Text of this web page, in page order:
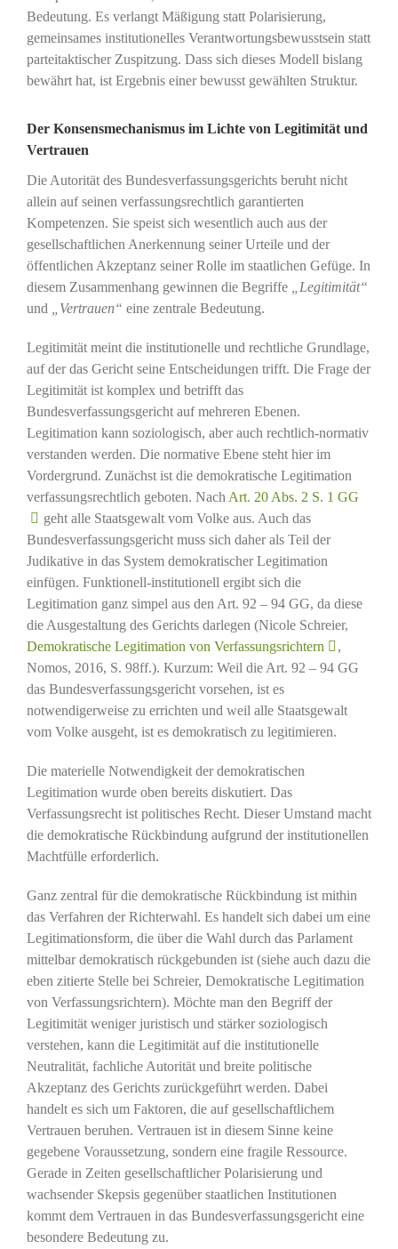
Bedeutung. Es verlangt Mäßigung statt Polarisierung,
gemeinsames institutionelles Verantwortungsbewusstsein statt
parteitaktischer Zuspitzung. Dass sich dieses Modell bislang
bewährt hat, ist Ergebnis einer bewusst gewählten Struktur.
Der Konsensmechanismus im Lichte von Legitimität und
Vertrauen
Die Autorität des Bundesverfassungsgerichts beruht nicht
allein auf seinen verfassungsrechtlich garantierten
Kompetenzen. Sie speist sich wesentlich auch aus der
gesellschaftlichen Anerkennung seiner Urteile und der
öffentlichen Akzeptanz seiner Rolle im staatlichen Gefüge. In
diesem Zusammenhang gewinnen die Begriffe
„Legitimität“
und
„Vertrauen“ eine zentrale Bedeutung.
Legitimität meint die institutionelle und rechtliche Grundlage,
auf der das Gericht seine Entscheidungen trifft. Die Frage der
Legitimität ist komplex und betrifft das
Bundesverfassungsgericht auf mehreren Ebenen.
Legitimation kann soziologisch, aber auch rechtlich-normativ
verstanden werden. Die normative Ebene steht hier im
Vordergrund. Zunächst ist die demokratische Legitimation
verfassungsrechtlich geboten. Nach Art. 20 Abs. 2 S. 1 GG
geht alle Staatsgewalt vom Volke aus. Auch das
Bundesverfassungsgericht muss sich daher als Teil der
Judikative in das System demokratischer Legitimation
einfügen. Funktionell-institutionell ergibt sich die
Legitimation ganz simpel aus den Art. 92 – 94 GG, da diese
die Ausgestaltung des Gerichts darlegen (Nicole Schreier,
Demokratische Legitimation von Verfassungsrichtern
,
Nomos, 2016, S. 98ff.). Kurzum: Weil die Art. 92 – 94 GG
das Bundesverfassungsgericht vorsehen, ist es
notwendigerweise zu errichten und weil alle Staatsgewalt
vom Volke ausgeht, ist es demokratisch zu legitimieren.
Die materielle Notwendigkeit der demokratischen
Legitimation wurde oben bereits diskutiert. Das
Verfassungsrecht ist politisches Recht. Dieser Umstand macht
die demokratische Rückbindung aufgrund der institutionellen
Machtfülle erforderlich.
Ganz zentral für die demokratische Rückbindung ist mithin
das Verfahren der Richterwahl. Es handelt sich dabei um eine
Legitimationsform, die über die Wahl durch das Parlament
mittelbar demokratisch rückgebunden ist (siehe auch dazu die
eben zitierte Stelle bei Schreier, Demokratische Legitimation
von Verfassungsrichtern). Möchte man den Begriff der
Legitimität weniger juristisch und stärker soziologisch
verstehen, kann die Legitimität auf die institutionelle
Neutralität, fachliche Autorität und breite politische
Akzeptanz des Gerichts zurückgeführt werden. Dabei
handelt es sich um Faktoren, die auf gesellschaftlichem
Vertrauen beruhen. Vertrauen ist in diesem Sinne keine
gegebene Voraussetzung, sondern eine fragile Ressource.
Gerade in Zeiten gesellschaftlicher Polarisierung und
wachsender Skepsis gegenüber staatlichen Institutionen
kommt dem Vertrauen in das Bundesverfassungsgericht eine
besondere Bedeutung zu.